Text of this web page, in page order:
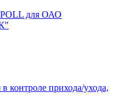
для ОАО
контроле прихода/ухода,